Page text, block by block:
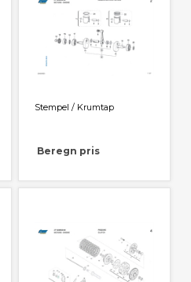
Stempel / Krumtap
Beregn pris